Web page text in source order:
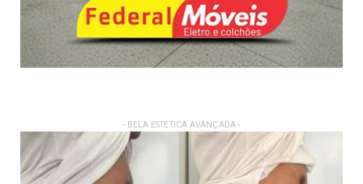
- BELA ESTETICA AVANÇADA -